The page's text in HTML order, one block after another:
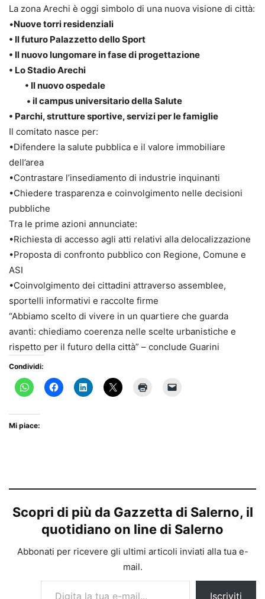
La zona Arechi è oggi simbolo di una nuova visione di città:
•Nuove torri residenziali
• Il futuro Palazzetto dello Sport
• Il nuovo lungomare in fase di progettazione
• Lo Stadio Arechi
• Il nuovo ospedale
• il campus universitario della Salute
• Parchi, strutture sportive, servizi per le famiglie
Il comitato nasce per:
•Difendere la salute pubblica e il valore immobiliare
dell’area
•Contrastare l’insediamento di industrie inquinanti
•Chiedere trasparenza e coinvolgimento nelle decisioni
pubbliche
Tra le prime azioni annunciate:
•Richiesta di accesso agli atti relativi alla delocalizzazione
•Proposta di confronto pubblico con Regione, Comune e
ASI
•Coinvolgimento dei cittadini attraverso assemblee,
sportelli informativi e raccolte firme
“Abbiamo scelto di vivere in un quartiere che guarda
avanti: chiediamo coerenza nelle scelte urbanistiche e
rispetto per il futuro della città” – conclude Guarini
Condividi:
Mi piace:
Scopri di più da Gazzetta di Salerno, il
quotidiano on line di Salerno
Abbonati per ricevere gli ultimi articoli inviati alla tua e-
mail.
Digita la tua e-mail...
Iscriviti